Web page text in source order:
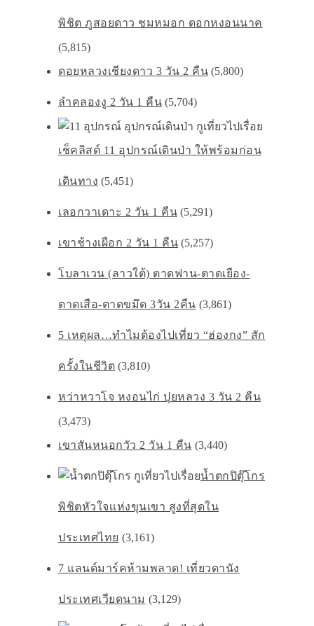
พิชิต ภูสอยดาว ชมหมอก ดอกหงอนนาค
(5,815)
ดอยหลวงเชียงดาว 3 วัน 2 คืน (5,800)
ลำคลองงู 2 วัน 1 คืน (5,704)
เช็คลิสต์ 11 อุปกรณ์เดินป่า ให้พร้อมก่อน
เดินทาง (5,451)
เลอกวาเดาะ 2 วัน 1 คืน (5,291)
เขาช้างเผือก 2 วัน 1 คืน (5,257)
โบลาเวน (ลาวใต้) ตาดฟาน-ตาดเยือง-
ตาดเสือ-ตาดขมึด 3วัน 2คืน (3,861)
5 เหตุผล…ทำไมต้องไปเที่ยว “ฮ่องกง” สัก
ครั้งในชีวิต (3,810)
หว่าหวาโจ หงอนไก่ ปุยหลวง 3 วัน 2 คืน
(3,473)
เขาสันหนอกวัว 2 วัน 1 คืน (3,440)
น้ำตกปิตุ๊โกร
พิชิตหัวใจเเห่งขุนเขา สูงที่สุดใน
ประเทศไทย (3,161)
7 แลนด์มาร์คห้ามพลาด! เที่ยวดานัง
ประเทศเวียดนาม (3,129)